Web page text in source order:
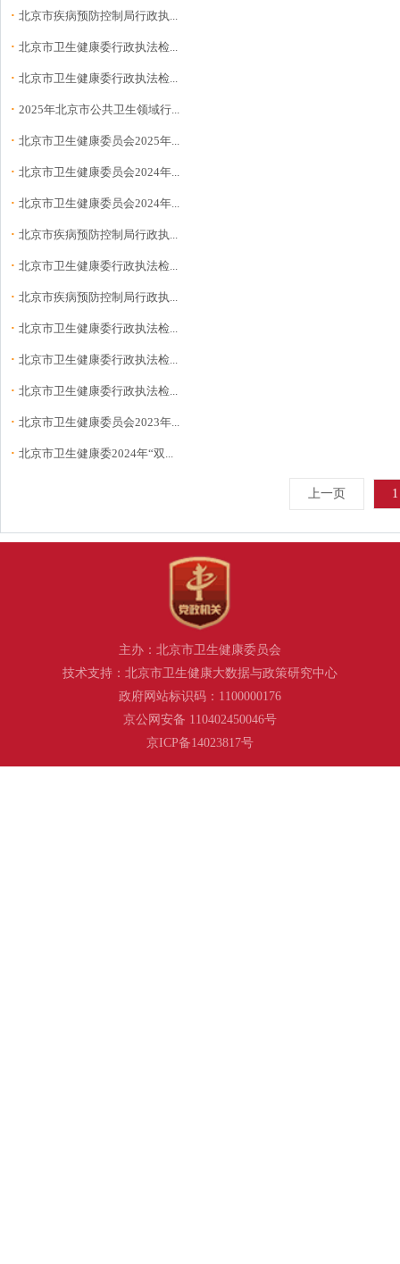
· 北京市疾病预防控制局行政执...
· 北京市卫生健康委行政执法检...
· 北京市卫生健康委行政执法检...
· 2025年北京市公共卫生领域行...
· 北京市卫生健康委员会2025年...
· 北京市卫生健康委员会2024年...
· 北京市卫生健康委员会2024年...
· 北京市疾病预防控制局行政执...
· 北京市卫生健康委行政执法检...
· 北京市疾病预防控制局行政执...
· 北京市卫生健康委行政执法检...
· 北京市卫生健康委行政执法检...
· 北京市卫生健康委行政执法检...
· 北京市卫生健康委员会2023年...
· 北京市卫生健康委2024年“双...
上一页 1
主办：北京市卫生健康委员会
技术支持：北京市卫生健康大数据与政策研究中心
政府网站标识码：1100000176
京公网安备 110402450046号
京ICP备14023817号